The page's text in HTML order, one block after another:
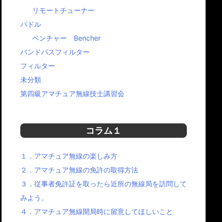
リモートチューナー
パドル
ベンチャー Bencher
バンドパスフィルター
フィルター
未分類
第四級アマチュア無線技士講習会
コラム１
１．アマチュア無線の楽しみ方
２．アマチュア無線の免許の取得方法
３．従事者免許証を取ったら近所の無線局を訪問して
みよう。
４．アマチュア無線開局時に留意してほしいこと